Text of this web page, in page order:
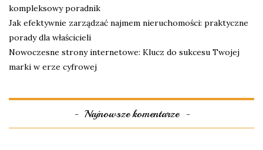
kompleksowy poradnik
Jak efektywnie zarządzać najmem nieruchomości: praktyczne
porady dla właścicieli
Nowoczesne strony internetowe: Klucz do sukcesu Twojej
marki w erze cyfrowej
Najnowsze komentarze